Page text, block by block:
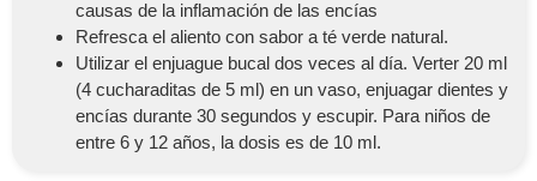
causas de la inflamación de las encías
Refresca el aliento con sabor a té verde natural.
Utilizar el enjuague bucal dos veces al día. Verter 20 ml
(4 cucharaditas de 5 ml) en un vaso, enjuagar dientes y
encías durante 30 segundos y escupir. Para niños de
entre 6 y 12 años, la dosis es de 10 ml.